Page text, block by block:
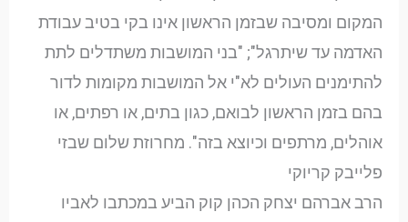
המקום ומסיבה שבזמן הראשון אינו בקי בטיב עבודת
האדמה עד שיתרגל"; "בני המושבות משתדלים לתת
להתימנים העולים לא"י אל המושבות מקומות לדור
בהם בזמן הראשון לבואם, כגון בתים, או רפתים, או
אוהלים, מרתפים וכיוצא בזה". מחרוזת שלום שבזי
פלייבק קריוקי
הרב אברהם יצחק הכהן קוק הביע במכתבו לאביו